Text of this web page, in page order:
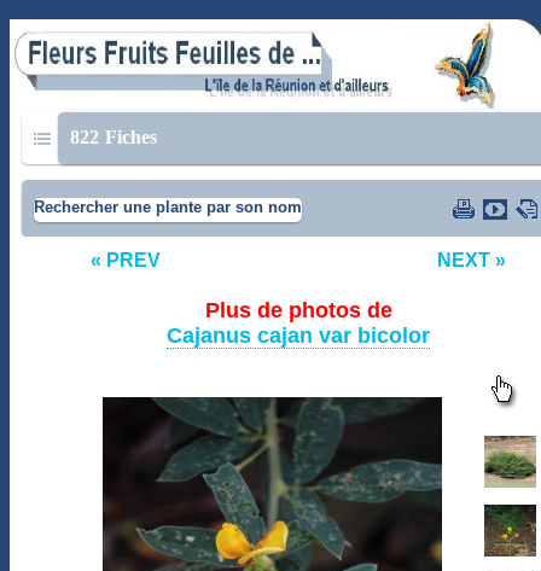
822 Fiches
Rechercher une plante par son nom
« PREV NEXT »
Plus de photos de
Cajanus cajan var bicolor